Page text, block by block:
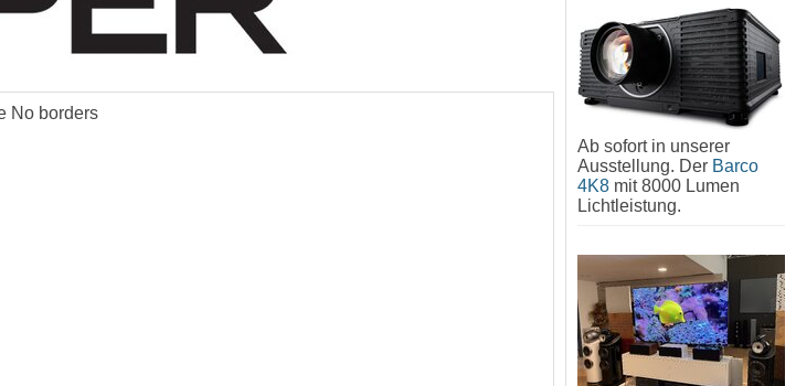
No borders
Ab sofort in unserer
Ausstellung. Der Barco
4K8 mit 8000 Lumen
Lichtleistung.